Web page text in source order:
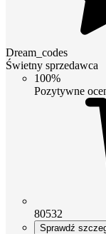
Dream_codes
Świetny sprzedawca
100%
Pozytywne
80532
Sprawdź